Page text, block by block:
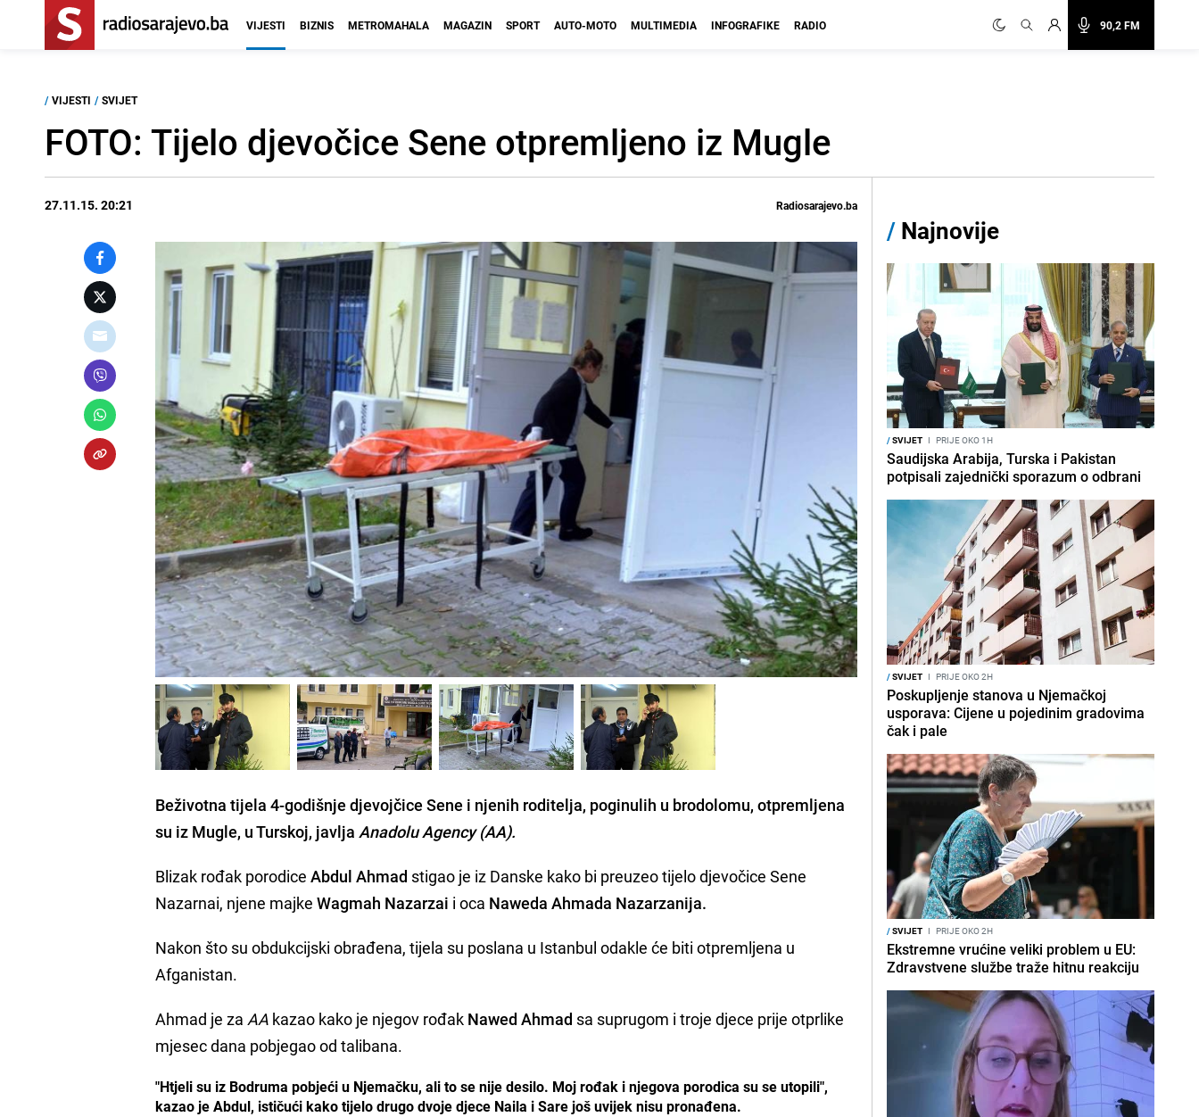
90,2 FM
VIJESTI BIZNIS METROMAHALA MAGAZIN SPORT AUTO-MOTO MULTIMEDIA INFOGRAFIKE RADIO
/ VIJESTI / SVIJET
FOTO: Tijelo djevočice Sene otpremljeno iz Mugle
27.11.15. 20:21 Radiosarajevo.ba
Beživotna tijela 4-godišnje djevojčice Sene i njenih roditelja, poginulih u brodolomu, otpremljena
su iz Mugle, u Turskoj, javlja Anadolu Agency (AA).
Blizak rođak porodiceAbdul Ahmad stigao je iz Danske kako bi preuzeo tijelo djevočice Sene
Nazarnai, njene majkeWagmah Nazarzai i oca Naweda Ahmada Nazarzanija.
Nakon što su obdukcijski obrađena, tijela su poslana u Istanbul odakle će biti otpremljena u
Afganistan.
Ahmad je za AA kazao kako je njegov rođak Nawed Ahmad sa suprugom i troje djece prije otprlike
mjesec dana pobjegao od talibana.
"Htjeli su iz Bodruma pobjeći u Njemačku, ali to se nije desilo. Moj rođak i njegova porodica su se utopili",
kazao je Abdul, ističući kako tijelo drugo dvoje djece Naila i Sare još uvijek nisu pronađena.
/ Najnovije
/SVIJET I PRIJE OKO 1H
Saudijska Arabija, Turska i Pakistan
potpisali zajednički sporazum o odbrani
/SVIJET I PRIJE OKO 2H
Poskupljenje stanova u Njemačkoj
usporava: Cijene u pojedinim gradovima
čak i pale
/SVIJET I PRIJE OKO 2H
Ekstremne vrućine veliki problem u EU:
Zdravstvene službe traže hitnu reakciju